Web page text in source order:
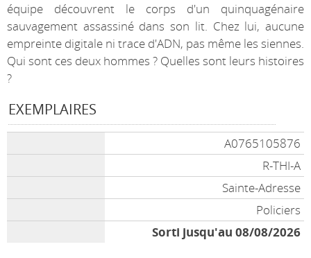
équipe découvrent le corps d'un quinquagénaire
sauvagement assassiné dans son lit. Chez lui, aucune
empreinte digitale ni trace d'ADN, pas même les siennes.
Qui sont ces deux hommes ? Quelles sont leurs histoires
?
EXEMPLAIRES
A0765105876
R-THI-A
Sainte-Adresse
Policiers
Sorti jusqu'au 08/08/2026